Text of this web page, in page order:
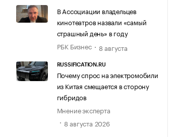
В Ассоциации владельцев
кинотеатров назвали «самый
страшный день» в году
РБК Бизнес
8 августа
RUSSIFICATION.RU
Почему спрос на электромобили
из Китая смещается в сторону
гибридов
Мнение эксперта
8 августа 2026